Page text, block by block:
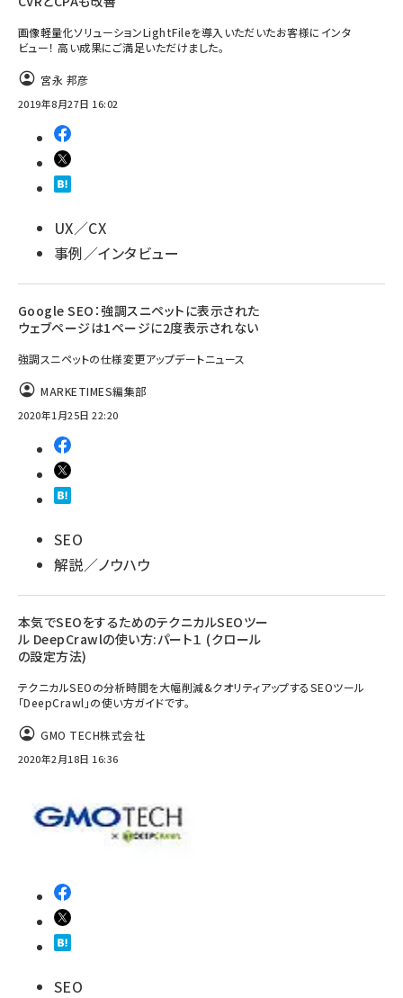
画像軽量化ソリューションLightFileを導入いただいたお客様にインタ
ビュー！ 高い成果にご満足いただけました。
宮永 邦彦
2019年8月27日 16:02
UX／CX
事例／インタビュー
Google SEO：強調スニペットに表示された
ウェブページは1ページに2度表示されない
強調スニペットの仕様変更アップデートニュース
MARKETIMES編集部
2020年1月25日 22:20
SEO
解説／ノウハウ
本気でSEOをするためのテクニカルSEOツー
ル DeepCrawlの使い方:パート１ (クロール
の設定方法)
テクニカルSEOの分析時間を大幅削減&クオリティアップするSEOツール
「DeepCrawl」の使い方ガイドです。
GMO TECH株式会社
2020年2月18日 16:36
SEO